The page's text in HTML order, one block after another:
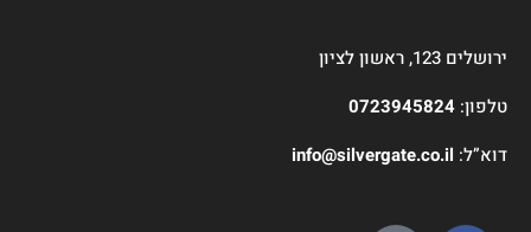
ירושלים 123, ראשון לציון
טלפון: 0723945824
דוא”ל: info@silvergate.co.il